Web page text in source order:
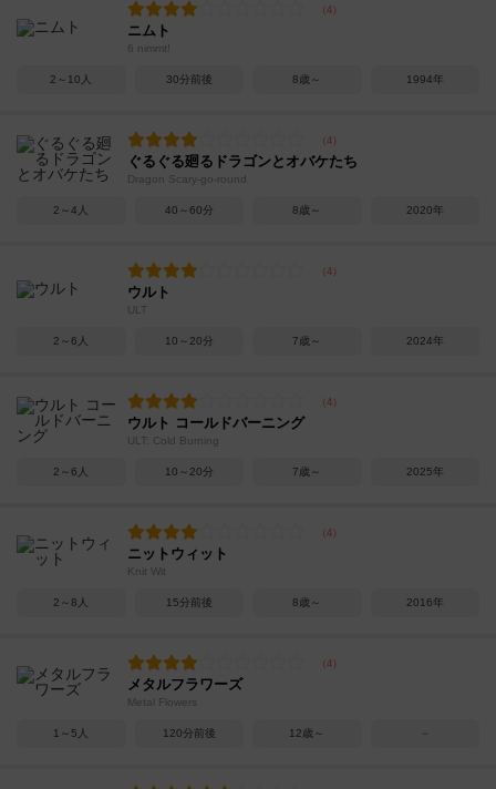
ニムト
6 nimmt!
2～10人 30分前後 8歳～ 1994年
ぐるぐる廻るドラゴンとオバケたち
Dragon Scary-go-round
2～4人 40～60分 8歳～ 2020年
ウルト
ULT
2～6人 10～20分 7歳～ 2024年
ウルト コールドバーニング
ULT: Cold Burning
2～6人 10～20分 7歳～ 2025年
ニットウィット
Knit Wit
2～8人 15分前後 8歳～ 2016年
メタルフラワーズ
Metal Flowers
1～5人 120分前後 12歳～ －